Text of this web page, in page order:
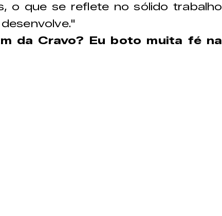
o que se reflete no sólido trabalho
da Cravo? Eu boto muita fé na